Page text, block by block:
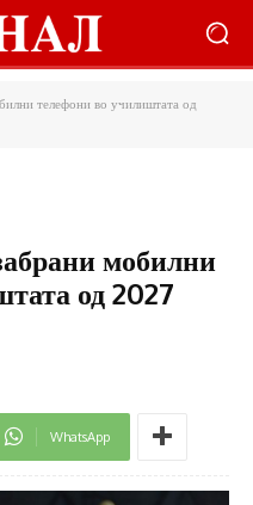
телефони во училиштата од
мобилни
од 2027
WhatsApp